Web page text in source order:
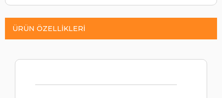
ÜRÜN ÖZELLIKLERI